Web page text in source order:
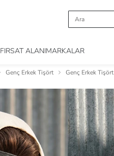
FIRSAT ALANIMARKALAR
Genç Erkek Tişört Genç Erkek Tişört